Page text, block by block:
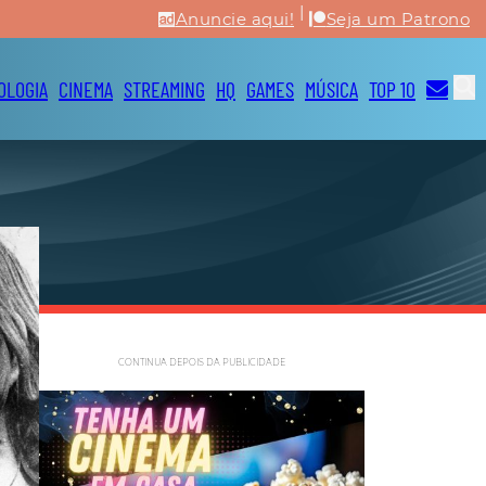
Anuncie aqui! | Seja um Patrono
CINEMA STREAMING HQ GAMES MÚSICA TOP 10
CONTINUA DEPOIS DA PUBLICIDADE